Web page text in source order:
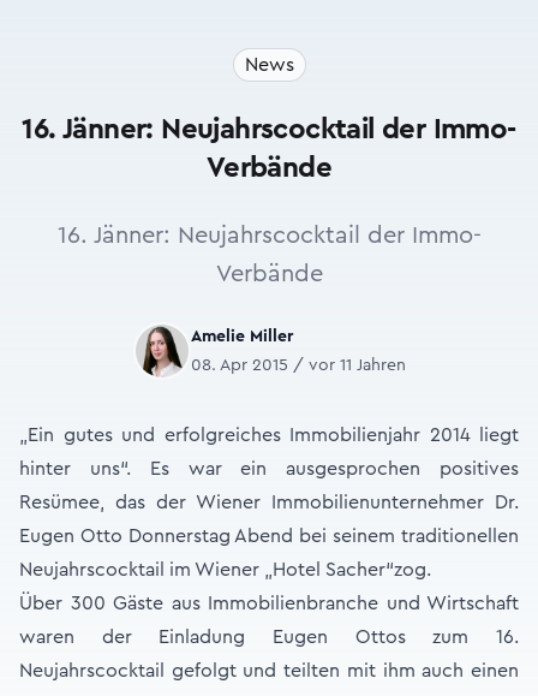
News
16. Jänner: Neujahrscocktail der Immo-
Verbände
16. Jänner: Neujahrscocktail der Immo-
Verbände
Amelie Miller
08. Apr 2015 / vor 11 Jahren
„Ein gutes und erfolgreiches Immobilienjahr 2014 liegt
hinter uns“. Es war ein ausgesprochen positives
Resümee, das der Wiener Immobilienunternehmer Dr.
Eugen Otto Donnerstag Abend bei seinem traditionellen
Neujahrscocktail im Wiener „Hotel Sacher“zog.
Über 300 Gäste aus Immobilienbranche und Wirtschaft
waren der Einladung Eugen Ottos zum 16.
Neujahrscocktail gefolgt und teilten mit ihm auch einen